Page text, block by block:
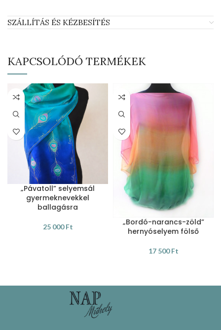
SZÁLLÍTÁS ÉS KÉZBESÍTÉS
KAPCSOLÓDÓ TERMÉKEK
„Pávatoll” selyemsál
gyermeknevekkel
ballagásra
25 000Ft
„Bordó-narancs-zöld”
hernyóselyem fölső
17 500Ft